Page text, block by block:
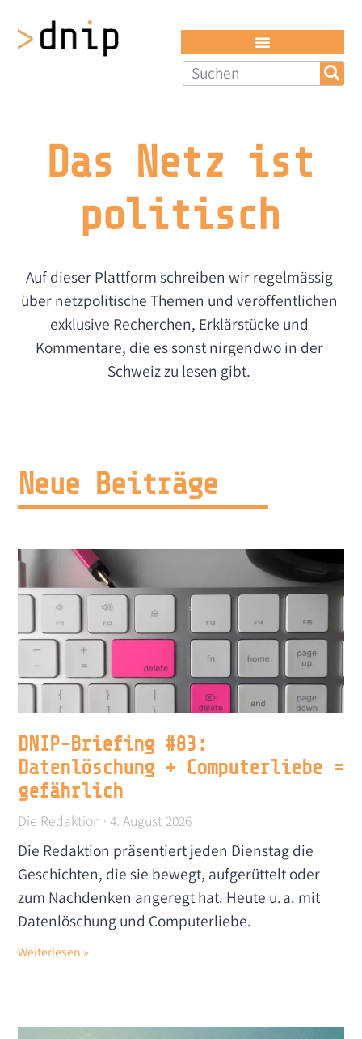
Das Netz ist
politisch​
Auf dieser Plattform schreiben wir regel­mässig
über netz­politische Themen und veröffent­lichen
exklusive Recherchen, Erklär­stücke und
Kommentare, die es sonst nirgendwo in der
Schweiz zu lesen gibt.
Neue Beiträge​
DNIP-Briefing #83:
Datenlöschung + Computerliebe =
gefährlich
Die Redaktion 4. August 2026
Die Redaktion präsentiert jeden Dienstag die
Geschichten, die sie bewegt, aufgerüttelt oder
zum Nachdenken angeregt hat. Heute u. a. mit
Datenlöschung und Computerliebe.
Weiterlesen »